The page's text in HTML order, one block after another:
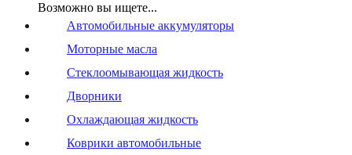
Возможно вы ищете...
Автомобильные аккумуляторы
Моторные масла
Стеклоомывающая жидкость
Дворники
Охлаждающая жидкость
Коврики автомобильные